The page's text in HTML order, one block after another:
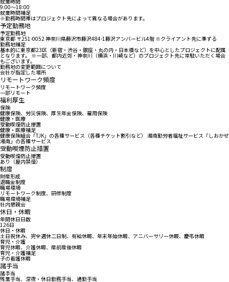
9:00〜18:00
就業時間補足
※勤務時間帯はプロジェクト先によって異なる場合があります。
予定勤務地
予定勤務地
東京都 〒251-0052 神奈川県藤沢市藤沢484-1藤沢アンバービル4階 ※クライアント先に準ずる
勤務地補足
基本的に東京都23区（新宿・渋谷・銀座・丸の内・日本橋など）を中心としたプロジェクトに配属
となります。 ※一部、都内近郊・神奈川（横浜・川崎など）のプロジェクト先に常駐いただく場合
もございます。
勤務地の変更範囲について
会社が指定した場所
リモートワーク頻度
リモートワーク頻度
一部リモート
福利厚生
保険
健康保険、労災保険、厚生年金保険、雇用保険
健康・医療
受動喫煙防止措置
健康・医療補足
健康保険組合「TJK」の各種サービス（各種チケット割引など） 湘南勤労者福祉サービス「しおかぜ
湘南」の各種サービス
受動喫煙防止措置
受動喫煙防止措置
あり（屋内禁煙）
制度
財産形成
退職金制度
職場環境
リモートワーク制度、研修制度
職場環境補足
社内懇親会
休日・休暇
年間休日日数
126日
休日・休暇
土日祝休み、完全週休二日制、有給休暇、年末年始休暇、アニバーサリー休暇、慶弔休暇
育児・介護
育児休暇、介護休暇、産前産後休暇
育児・介護補足
子の看護休暇
諸手当
諸手当
残業手当、深夜・休日勤務手当、通勤手当